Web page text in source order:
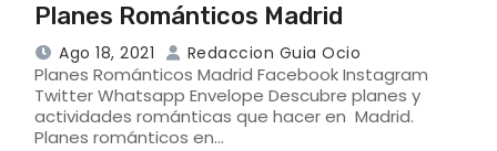
Planes Románticos Madrid
Ago 18, 2021 Redaccion Guia Ocio
Planes Románticos Madrid Facebook Instagram
Twitter Whatsapp Envelope Descubre planes y
actividades románticas que hacer en Madrid.
Planes románticos en…